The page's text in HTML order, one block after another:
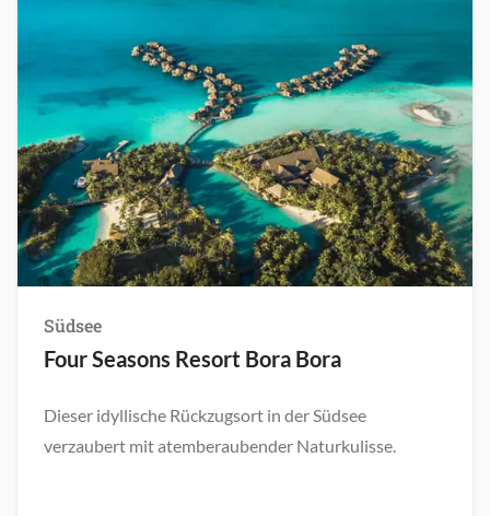
Südsee
Four Seasons Resort Bora Bora
Dieser idyllische Rückzugsort in der Südsee
verzaubert mit atemberaubender Naturkulisse.